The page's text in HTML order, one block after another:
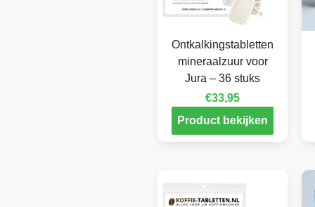
Ontkalkingstabletten
mineraalzuur voor
Jura – 36 stuks
€33,95
Product bekijken